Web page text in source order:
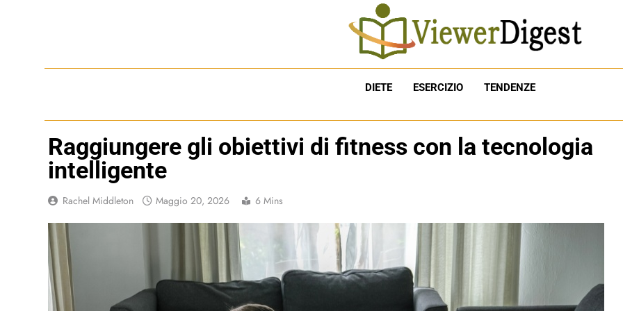
DIETE ESERCIZIO TENDENZE
Raggiungere gli obiettivi di fitness con la tecnologia
intelligente
Rachel Middleton Maggio 20, 2026 6 Mins